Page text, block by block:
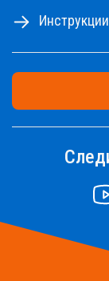
Инструкции